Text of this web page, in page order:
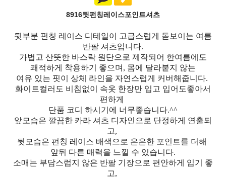
8916뒷펀칭레이스포인트셔츠
뒷부분 펀칭 레이스 디테일이 고급스럽게 돋보이는 여름
반팔 셔츠입니다.
가볍고 산뜻한 바스락 원단으로 제작되어 한여름에도
쾌적하게 착용하기 좋으며, 몸에 달라붙지 않는
여유 있는 핏이 상체 라인을 자연스럽게 커버해줍니다.
화이트컬러도 비침없이 속옷 한장만 입고 입어도좋아서
편하게
단품 코디 하시기에 너무좋습니다.^^
앞모습은 깔끔한 카라 셔츠 디자인으로 단정하게 연출되
고,
뒷모습은 펀칭 레이스 배색으로 은은한 포인트를 더해
앞뒤 다른 매력을 느낄 수 있습니다.
소매는 부담스럽지 않은 반팔 기장으로 편안하게 입기 좋
고,